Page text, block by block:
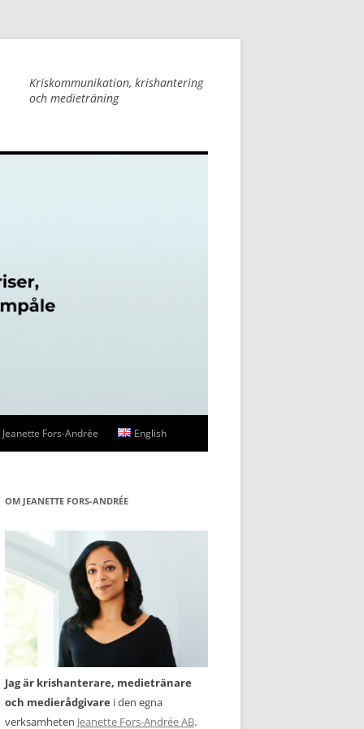
Kriskommunikation, krishantering
och medieträning
Fors-Andrée English
OM JEANETTE FORS-ANDRÉE
Jag är krishanterare, medietränare
och medierådgivare i den egna
verksamheten Jeanette Fors-Andrée AB.